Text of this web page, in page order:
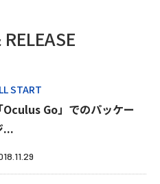
START
「Oculus Go」でのパッケー
...